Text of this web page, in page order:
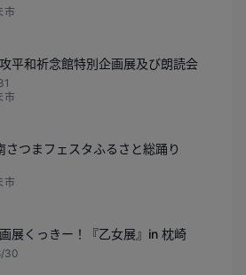
市
平和祈念館特別企画展及び朗読会
市
つまフェスタふるさと総踊り
市
展くっきー！『乙女展』in 枕崎
30